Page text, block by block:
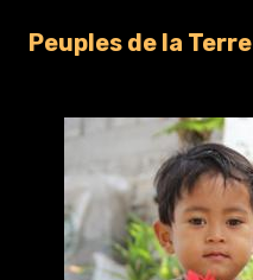
Peuples de la Terre